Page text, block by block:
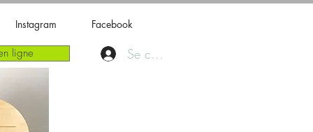
Instagram
ligne
Facebook
Se connecter